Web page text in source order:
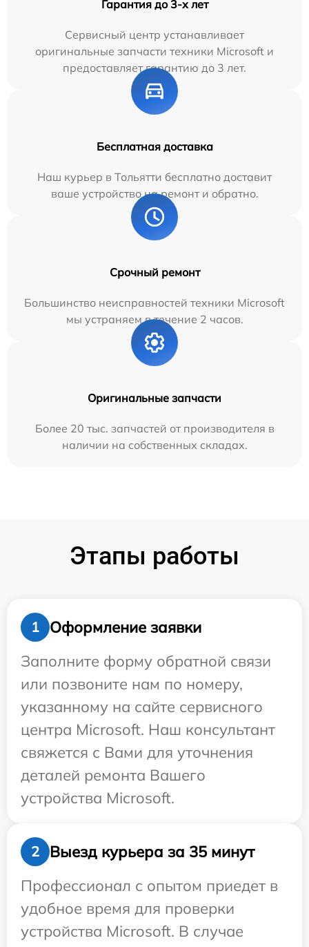
Гарантия до 3-х лет
Сервисный центр устанавливает
оригинальные запчасти техники Microsoft и
предоставляет гарантию до 3 лет.
Бесплатная доставка
Наш курьер в Тольятти бесплатно доставит
ваше устройство на ремонт и обратно.
Срочный ремонт
Большинство неисправностей техники Microsoft
мы устраняем в течение 2 часов.
Оригинальные запчасти
Более 20 тыс. запчастей от производителя в
наличии на собственных складах.
Этапы работы
1
Оформление заявки
Заполните форму обратной связи
или позвоните нам по номеру,
указанному на сайте сервисного
центра Microsoft. Наш консультант
свяжется с Вами для уточнения
деталей ремонта Вашего
устройства Microsoft.
2
Выезд курьера за 35 минут
Профессионал с опытом приедет в
удобное время для проверки
устройства Microsoft. В случае